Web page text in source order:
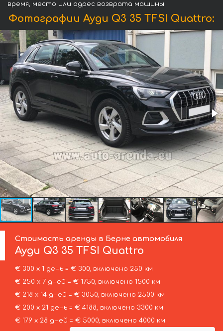
время, место или адрес возврата машины.
Фотографии Ауди Q3 35 TFSI Quattro:
Стоимость аренды в Берне автомобиля
Ауди Q3 35 TFSI Quattro
€ 300 х 1 день = € 300, включено 250 км
€ 250 х 7 дней = € 1750, включено 1500 км
€ 218 х 14 дней = € 3050, включено 2500 км
€ 200 х 21 день = € 4188, включено 3300 км
€ 179 х 28 дней = € 5000, включено 4000 км